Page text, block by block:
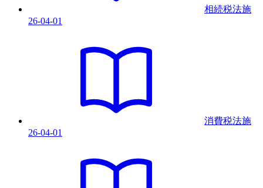
相続税法施
26-04-01
消費税法施
26-04-01